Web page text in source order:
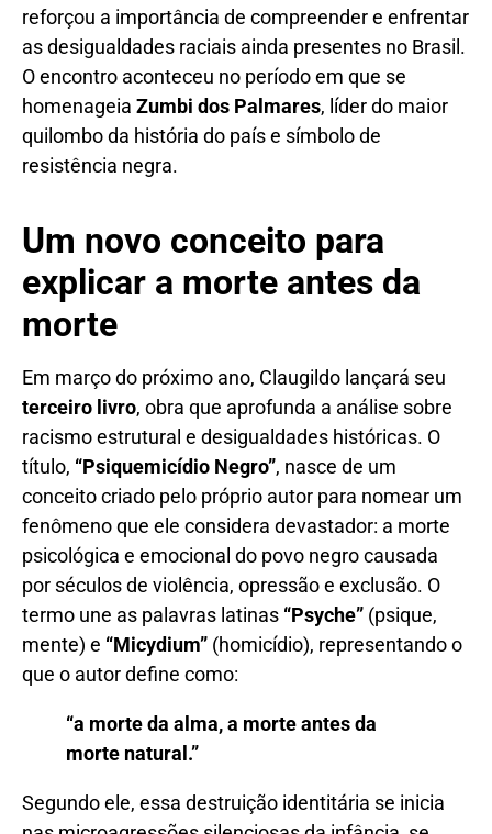
reforçou a importância de compreender e enfrentar
as desigualdades raciais ainda presentes no Brasil.
O encontro aconteceu no período em que se
homenageia Zumbi dos Palmares, líder do maior
quilombo da história do país e símbolo de
resistência negra.
Um novo conceito para
explicar a morte antes da
morte
Em março do próximo ano, Claugildo lançará seu
terceiro livro, obra que aprofunda a análise sobre
racismo estrutural e desigualdades históricas. O
título, “Psiquemicídio Negro”, nasce de um
conceito criado pelo próprio autor para nomear um
fenômeno que ele considera devastador: a morte
psicológica e emocional do povo negro causada
por séculos de violência, opressão e exclusão. O
termo une as palavras latinas “Psyche” (psique,
mente) e “Micydium” (homicídio), representando o
que o autor define como:
“a morte da alma, a morte antes da
morte natural.”
Segundo ele, essa destruição identitária se inicia